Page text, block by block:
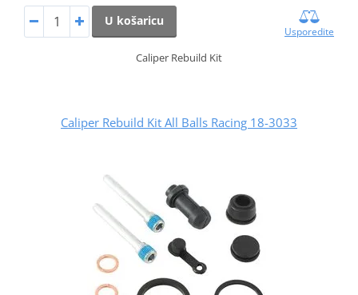
U košaricu
Usporedite
Caliper Rebuild Kit
Caliper Rebuild Kit All Balls Racing 18-3033